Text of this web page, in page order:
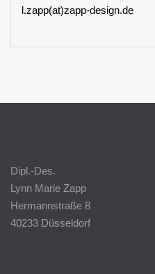
l.zapp(at)zapp-design.de
Dipl.-Des.
Lynn Marie Zapp
Hermannstraße 8
40233 Düsseldorf